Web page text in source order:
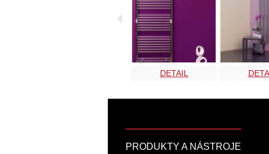
DETAIL
PRODUKTY A NÁSTROJE